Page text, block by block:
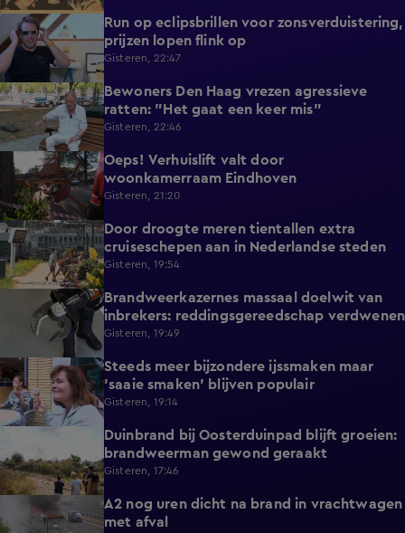
2:06
Run op eclipsbrillen voor zonsverduistering,
prijzen lopen flink op
Gisteren, 22:47
1:54
Bewoners Den Haag vrezen agressieve
ratten: "Het gaat een keer mis"
Gisteren, 22:46
0:58
Oeps! Verhuislift valt door
woonkamerraam Eindhoven
Gisteren, 21:20
2:11
Door droogte meren tientallen extra
cruiseschepen aan in Nederlandse steden
Gisteren, 19:54
Brandweerkazernes massaal doelwit van
inbrekers: reddingsgereedschap verdwenen
Gisteren, 19:49
1:17
Steeds meer bijzondere ijssmaken maar
'saaie smaken' blijven populair
Gisteren, 19:14
Duinbrand bij Oosterduinpad blijft groeien:
brandweerman gewond geraakt
Gisteren, 17:46
A2 nog uren dicht na brand in vrachtwagen
met afval